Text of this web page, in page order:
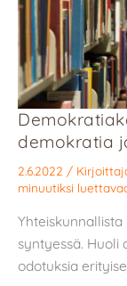
demokratia
2.6.2022 /
minuutiksi
syntyessä. Huoli
odotuksia